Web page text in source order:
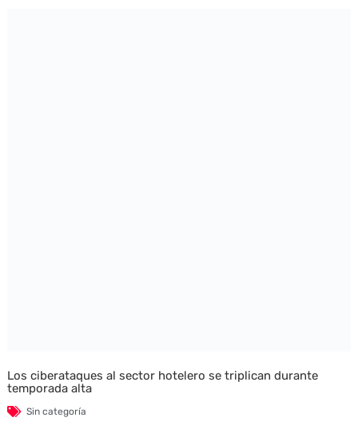
Los ciberataques al sector hotelero se triplican durante
temporada alta
Sin categoría